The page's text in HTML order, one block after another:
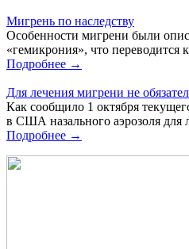
Мигрень по наследству
Особенности мигрени были
«гемикрония», что переводится
Подробнее →
Для лечения мигрени не
Как сообщило 1 октября
в США назального аэрозоля для
Подробнее →